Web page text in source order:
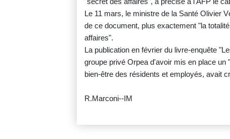
Le 11 mars, le ministre de la Santé Olivier
de ce document, plus exactement "la
affaires".
La publication en février du livre-enquête
groupe privé Orpea d'avoir mis en place
bien-être des résidents et employés, avait
R.Marconi--IM